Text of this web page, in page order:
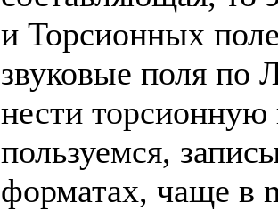
и Торсионных
звуковые поля по
нести
пользуемся,
форматах, чаще в